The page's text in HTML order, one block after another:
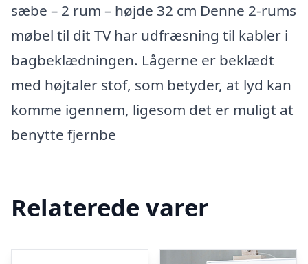
sæbe – 2 rum – højde 32 cm Denne 2-rums
møbel til dit TV har udfræsning til kabler i
bagbeklædningen. Lågerne er beklædt
med højtaler stof, som betyder, at lyd kan
komme igennem, ligesom det er muligt at
benytte fjernbe
Relaterede varer